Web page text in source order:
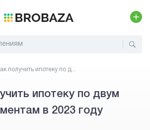
получить ипотеку по д...
ипотеку по двум
в 2023 году